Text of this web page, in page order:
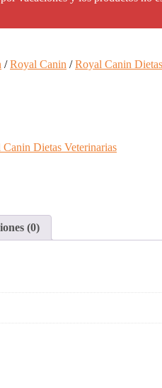
/Royal Canin /Royal Canin
Dietas Veterinarias
(0)